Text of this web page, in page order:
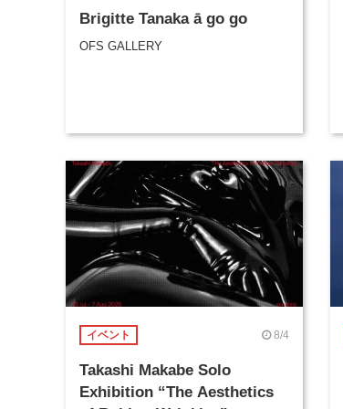
Brigitte Tanaka ā go go
OFS GALLERY
イベント 8/4
Takashi Makabe Solo
Exhibition “The Aesthetics